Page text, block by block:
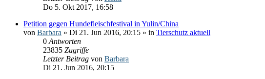
Do 5. Okt 2017, 16:58
Petition gegen Hundefleischfestival in Yulin/China
von Barbara » Di 21. Jun 2016, 20:15 » in Tierschutz aktuell
0 Antworten
23835 Zugriffe
Letzter Beitrag von Barbara
Di 21. Jun 2016, 20:15